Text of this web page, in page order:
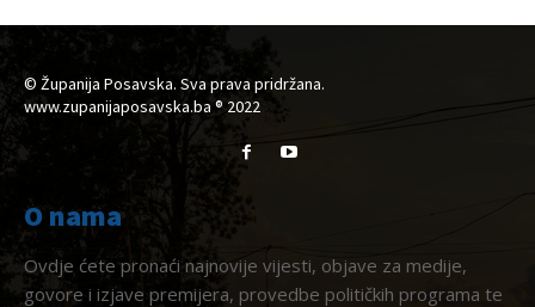
© Županija Posavska. Sva prava pridržana.
www.zupanijaposavska.ba ® 2022
O nama
Ovdje ćete pronaći najnovije vijesti, objave za medije,
govore i izjave premijera, provedbe političkih programa te